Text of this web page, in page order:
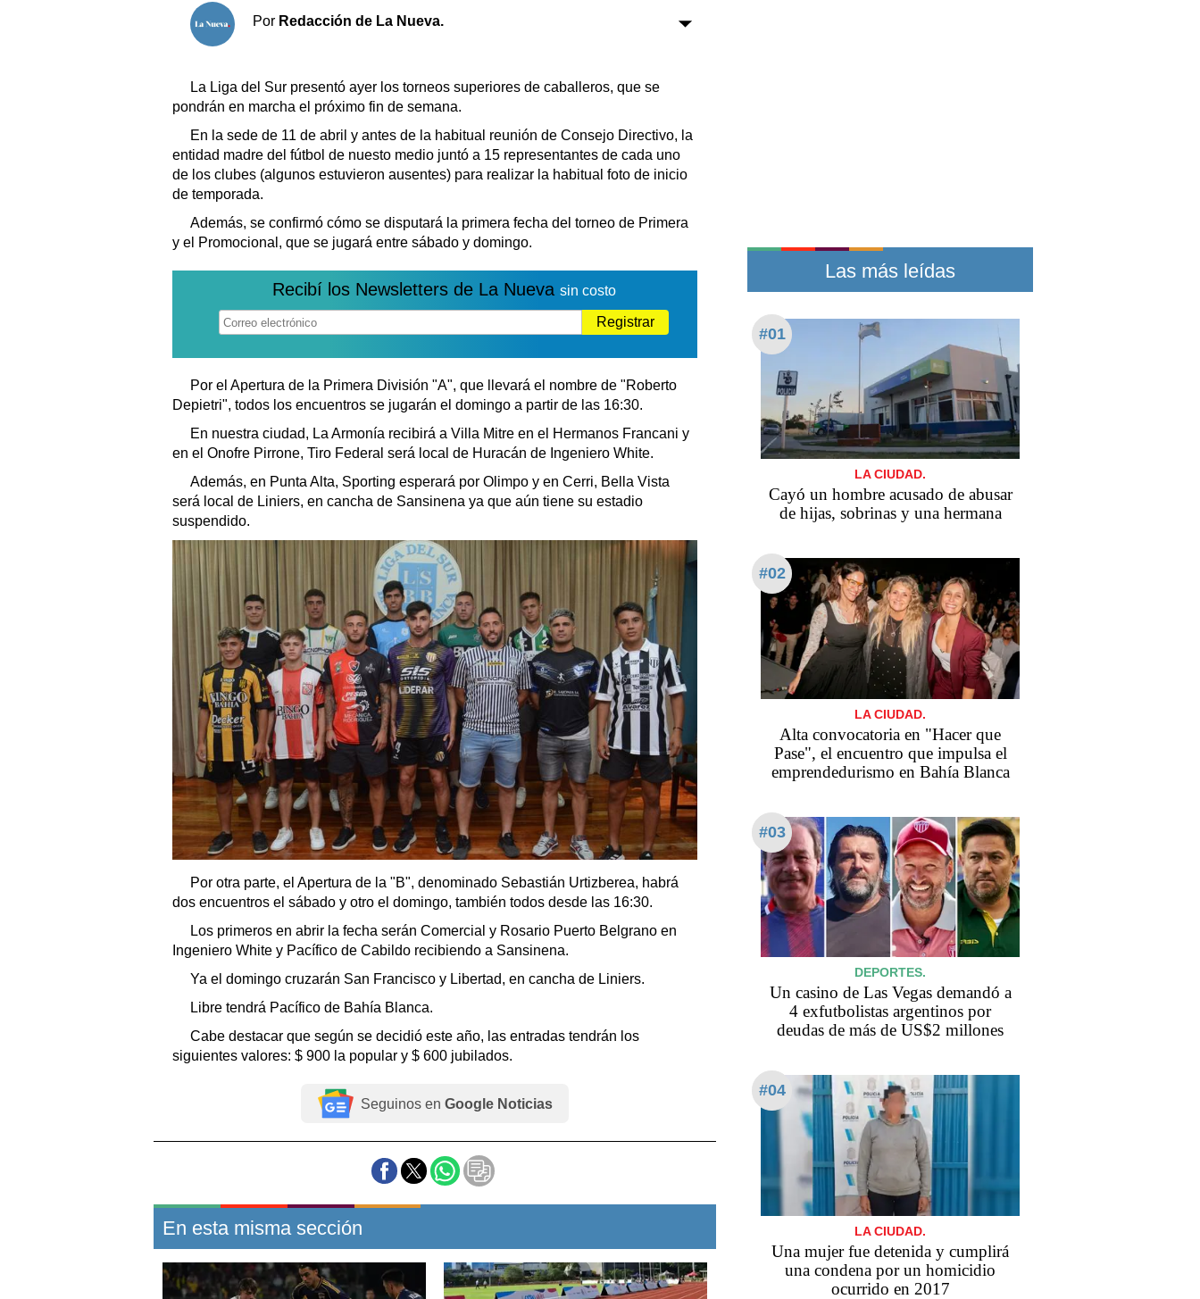
Horóscopo
Suplementos
Transportes
Loterías
Datos Útiles
Fúnebres
Edictos
Por Redacción de La Nueva.
La Liga del Sur presentó ayer los torneos superiores de caballeros, que se
pondrán en marcha el próximo fin de semana.
En la sede de 11 de abril y antes de la habitual reunión de Consejo Directivo, la
entidad madre del fútbol de nuesto medio juntó a 15 representantes de cada uno
de los clubes (algunos estuvieron ausentes) para realizar la habitual foto de inicio
de temporada.
Además, se confirmó cómo se disputará la primera fecha del torneo de Primera
y el Promocional, que se jugará entre sábado y domingo.
Recibí los Newsletters de La Nueva sin costo
Registrar
Por el Apertura de la Primera División "A", que llevará el nombre de "Roberto
Depietri", todos los encuentros se jugarán el domingo a partir de las 16:30.
En nuestra ciudad, La Armonía recibirá a Villa Mitre en el Hermanos Francani y
en el Onofre Pirrone, Tiro Federal será local de Huracán de Ingeniero White.
Además, en Punta Alta, Sporting esperará por Olimpo y en Cerri, Bella Vista
será local de Liniers, en cancha de Sansinena ya que aún tiene su estadio
suspendido.
Por otra parte, el Apertura de la "B", denominado Sebastián Urtizberea, habrá
dos encuentros el sábado y otro el domingo, también todos desde las 16:30.
Los primeros en abrir la fecha serán Comercial y Rosario Puerto Belgrano en
Ingeniero White y Pacífico de Cabildo recibiendo a Sansinena.
Ya el domingo cruzarán San Francisco y Libertad, en cancha de Liniers.
Libre tendrá Pacífico de Bahía Blanca.
Cabe destacar que según se decidió este año, las entradas tendrán los
siguientes valores: $ 900 la popular y $ 600 jubilados.
Seguinos en Google Noticias
En esta misma sección
Las más leídas
#01
LA CIUDAD.
Cayó un hombre acusado de abusar
de hijas, sobrinas y una hermana
#02
LA CIUDAD.
Alta convocatoria en "Hacer que
Pase", el encuentro que impulsa el
emprendedurismo en Bahía Blanca
#03
DEPORTES.
Un casino de Las Vegas demandó a
4 exfutbolistas argentinos por
deudas de más de US$2 millones
#04
LA CIUDAD.
Una mujer fue detenida y cumplirá
una condena por un homicidio
ocurrido en 2017